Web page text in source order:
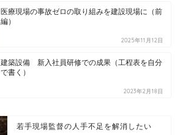
医療現場の事故ゼロの取り組みを建設現場に（前
編）
2025年11月12日
建築設備 新入社員研修での成果（工程表を自分
で書く）
2023年2月18日
若手現場監督の人手不足を解消したい